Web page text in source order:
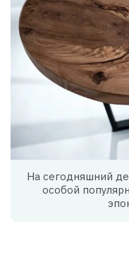
На сегодняшний
особой